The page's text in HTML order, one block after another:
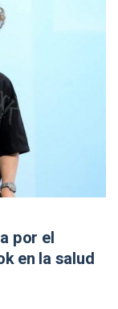
por el
en la salud